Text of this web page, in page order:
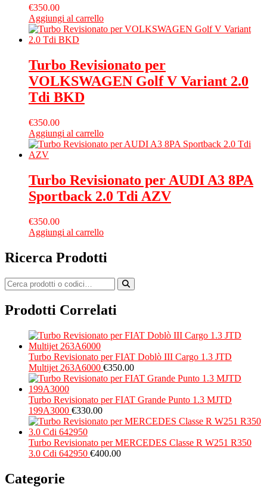
€350.00
Aggiungi al carrello
Turbo Revisionato per
VOLKSWAGEN Golf V Variant 2.0
Tdi BKD
€350.00
Aggiungi al carrello
Turbo Revisionato per AUDI A3 8PA
Sportback 2.0 Tdi AZV
€350.00
Aggiungi al carrello
Ricerca Prodotti
Prodotti Correlati
Turbo Revisionato per FIAT Doblò III Cargo 1.3 JTD
Multijet 263A6000 €350.00
Turbo Revisionato per FIAT Grande Punto 1.3 MJTD
199A3000 €330.00
Turbo Revisionato per MERCEDES Classe R W251 R350
3.0 Cdi 642950 €400.00
Categorie